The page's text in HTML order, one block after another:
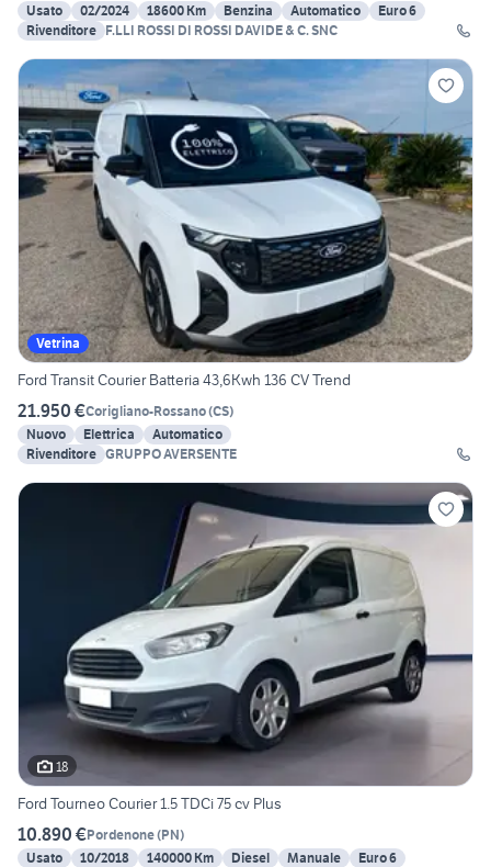
Usato
02/2024 18600 Km Benzina Automatico
Euro 6
Rivenditore F.LLI ROSSI DI ROSSI DAVIDE & C. SNC
Vetrina
Ford Transit Courier Batteria 43,6Kwh 136 CV Trend
21.950 €Corigliano-Rossano(CS)
Nuovo
Elettrica
Automatico
Rivenditore GRUPPO AVERSENTE
18
Ford Tourneo Courier 1.5 TDCi 75 cv Plus
10.890 €Pordenone(PN)
Usato
10/2018 140000 Km Diesel Manuale Euro 6